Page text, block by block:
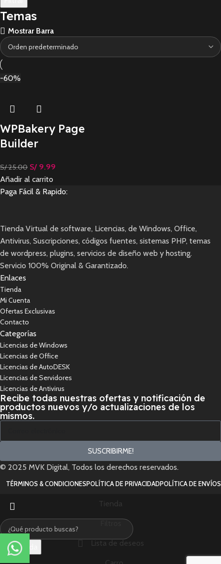
Temas
Mostrar Barra
-60%
WPBakery Page
Builder
S/25.00 S/ 9.99
Añadir al carrito
Paga Fácil & Rapido:
Tienda Virtual de software, Licencias, de Windows, Office,
Antivirus, Suscripciones, códigos fuentes, sistemas PHP, temas
de wordpress, plugins, servicios de diseño web y hosting.
Servicio 100% Original & Garantizado.
Enlaces
Tienda
Mi Cuenta
Ofertas Exclusivas
Contacto
Categorías
Licencias de Windows
Licencias de Office
Licencias de AutoDESK
Licencias de Servidores
Licencias de Antivirus
Recibe todas nuestras ofertas y notificación de
productos nuevos y/o actualizaciones de los
mismos.
SUSCRIBIRME!
© 2025 MVK Digital, Todos los derechos reservados.
TÉRMINOS & CONDICIONESPOLÍTICA DE PRIVACIDADPOLÍTICA DE ENVÍOS
Búsqueda
Tienda
Lista de deseos